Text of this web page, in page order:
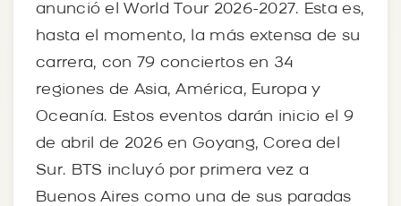
anunció el World Tour 2026-2027. Esta es,
hasta el momento, la más extensa de su
carrera, con 79 conciertos en 34
regiones de Asia, América, Europa y
Oceanía. Estos eventos darán inicio el 9
de abril de 2026 en Goyang, Corea del
Sur. BTS incluyó por primera vez a
Buenos Aires como una de sus paradas